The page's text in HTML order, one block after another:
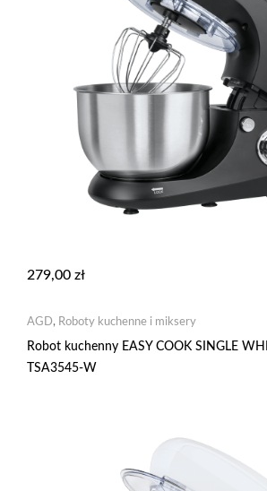
279,00 zł
AGD, Roboty kuchenne i miksery
Robot kuchenny EASY COOK SINGLE
TSA3545-W